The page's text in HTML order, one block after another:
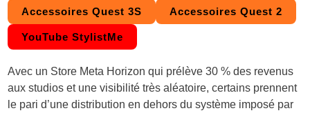
Accessoires Quest 3S Accessoires Quest 2
YouTube StylistMe
Avec un Store Meta Horizon qui prélève 30 % des revenus
aux studios et une visibilité très aléatoire, certains prennent
le pari d’une distribution en dehors du système imposé par